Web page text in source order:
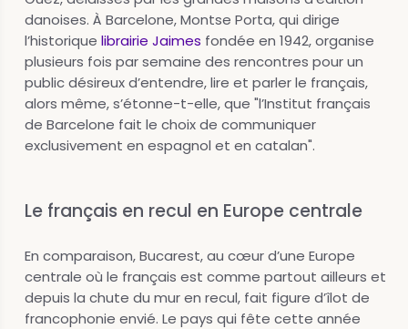
danoises. À Barcelone, Montse Porta, qui dirige
l’historique librairie Jaimes fondée en 1942, organise
plusieurs fois par semaine des rencontres pour un
public désireux d’entendre, lire et parler le français,
alors même, s’étonne-t-elle, que "l’Institut français
de Barcelone fait le choix de communiquer
exclusivement en espagnol et en catalan".
Le français en recul en Europe centrale
En comparaison, Bucarest, au cœur d’une Europe
centrale où le français est comme partout ailleurs et
depuis la chute du mur en recul, fait figure d’îlot de
francophonie envié. Le pays qui fête cette année